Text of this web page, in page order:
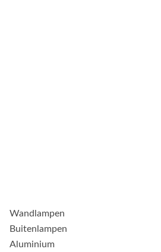
Wandlampen
Buitenlampen
Aluminium